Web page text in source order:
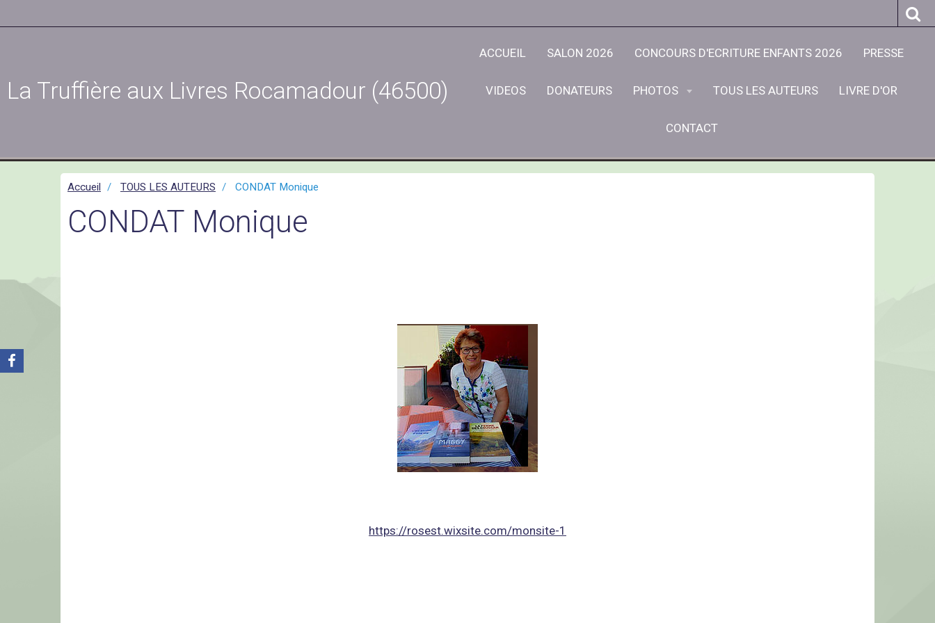
La Truffière aux Livres Rocamadour (46500)
ACCUEIL SALON 2026 CONCOURS D'ECRITURE ENFANTS 2026 PRESSE
VIDEOS DONATEURS PHOTOS TOUS LES AUTEURS LIVRE D'OR
CONTACT
Accueil TOUS LES AUTEURS CONDAT Monique
CONDAT Monique
https://rosest.wixsite.com/monsite-1